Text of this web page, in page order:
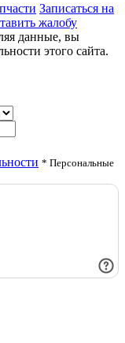
Записаться на
жалобу
данные, вы
этого сайта.
* Персональные